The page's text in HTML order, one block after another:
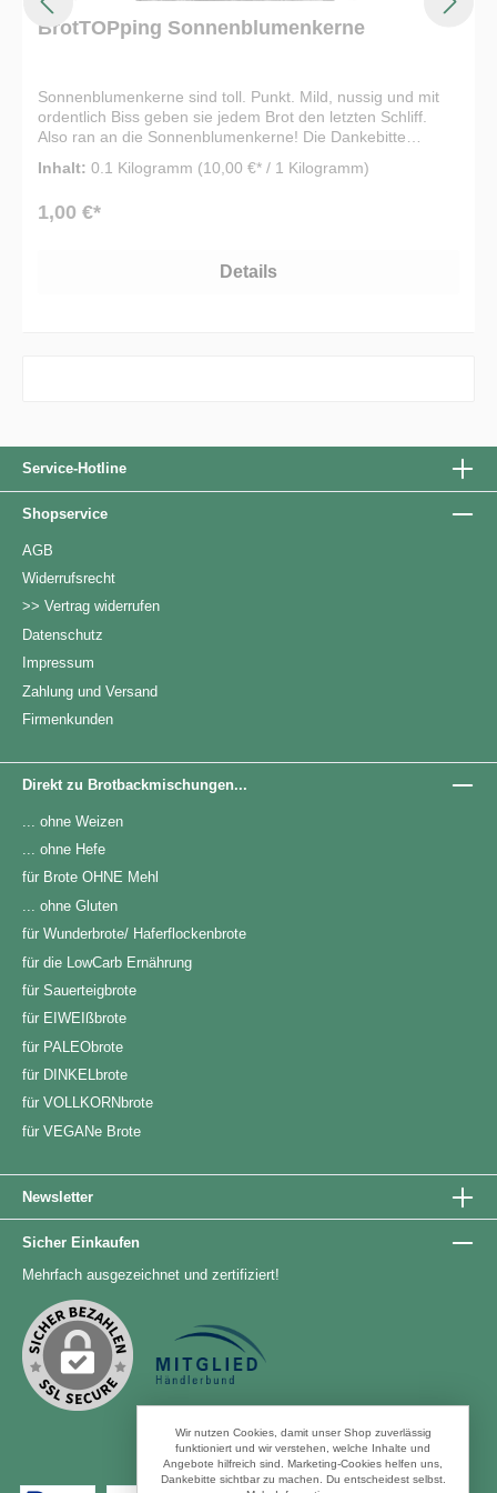
BrotTOPping Sonnenblumenkerne
Sonnenblumenkerne sind toll. Punkt. Mild, nussig und mit
ordentlich Biss geben sie jedem Brot den letzten Schliff.
Also ran an die Sonnenblumenkerne! Die Dankebitte
Backen den Brotteig mit ein paar Kernen, um ihm noch den
Arten von Salaten oder zur Verfeinerung Deines Müslis. Dir
Inhalt: 0.1 Kilogramm (10,00 €* / 1 Kilogramm)
1,00 €*
Details
Service-Hotline
Shopservice
AGB
Widerrufsrecht
>> Vertrag widerrufen
Datenschutz
Impressum
Zahlung und Versand
Firmenkunden
Direkt zu Brotbackmischungen...
... ohne Weizen
... ohne Hefe
für Brote OHNE Mehl
... ohne Gluten
für Wunderbrote/ Haferflockenbrote
für die LowCarb Ernährung
für Sauerteigbrote
für EIWEIßbrote
für PALEObrote
für DINKELbrote
für VOLLKORNbrote
für VEGANe Brote
Newsletter
Sicher Einkaufen
Mehrfach ausgezeichnet und zertifiziert!
Zahlungsarten
Wir nutzen Cookies, damit unser Shop zuverlässig
funktioniert und wir verstehen, welche Inhalte und
Angebote hilfreich sind. Marketing-Cookies helfen uns,
Dankebitte sichtbar zu machen. Du entscheidest selbst.